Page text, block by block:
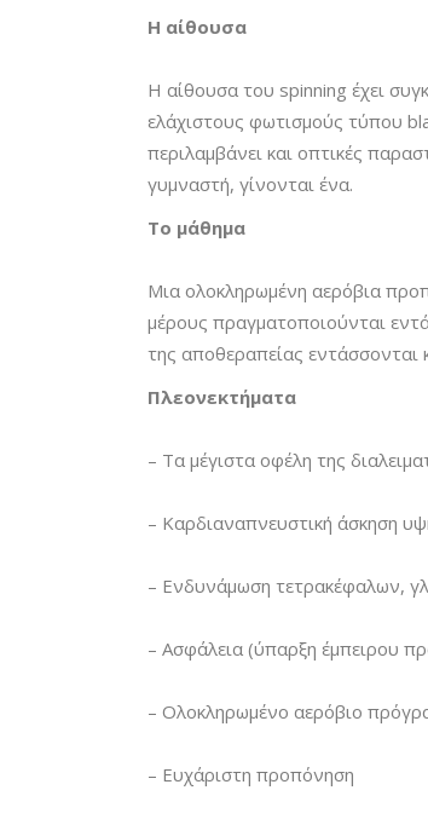
Η αίθουσα
Η αίθουσα του spinning έχει
ελάχιστους φωτισμούς τύπου
περιλαμβάνει και οπτικές
γυμναστή, γίνονται ένα.
Το μάθημα
Μια ολοκληρωμένη αερόβια
μέρους πραγματοποιούνται
της αποθεραπείας εντάσσονται
Πλεονεκτήματα
– Τα μέγιστα οφέλη της
– Καρδιαναπνευστική άσκηση
– Ενδυνάμωση τετρακέφαλων,
– Ασφάλεια (ύπαρξη έμπειρου
– Ολοκληρωμένο αερόβιο
– Ευχάριστη προπόνηση